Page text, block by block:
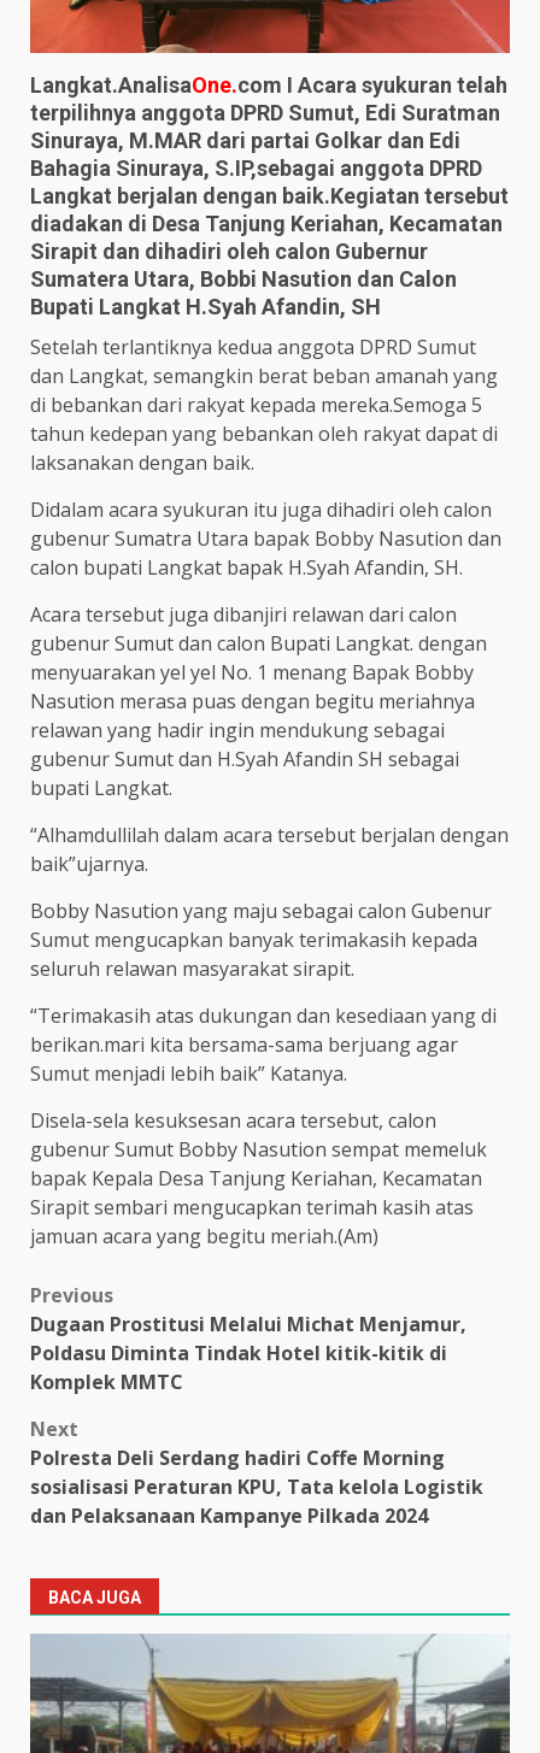
Langkat.AnalisaOne.com I Acara syukuran telah
terpilihnya anggota DPRD Sumut, Edi Suratman
Sinuraya, M.MAR dari partai Golkar dan Edi
Bahagia Sinuraya, S.IP,sebagai anggota DPRD
Langkat berjalan dengan baik.Kegiatan tersebut
diadakan di Desa Tanjung Keriahan, Kecamatan
Sirapit dan dihadiri oleh calon Gubernur
Sumatera Utara, Bobbi Nasution dan Calon
Bupati Langkat H.Syah Afandin, SH
Setelah terlantiknya kedua anggota DPRD Sumut
dan Langkat, semangkin berat beban amanah yang
di bebankan dari rakyat kepada mereka.Semoga 5
tahun kedepan yang bebankan oleh rakyat dapat di
laksanakan dengan baik.
Didalam acara syukuran itu juga dihadiri oleh calon
gubenur Sumatra Utara bapak Bobby Nasution dan
calon bupati Langkat bapak H.Syah Afandin, SH.
Acara tersebut juga dibanjiri relawan dari calon
gubenur Sumut dan calon Bupati Langkat. dengan
menyuarakan yel yel No. 1 menang Bapak Bobby
Nasution merasa puas dengan begitu meriahnya
relawan yang hadir ingin mendukung sebagai
gubenur Sumut dan H.Syah Afandin SH sebagai
bupati Langkat.
“Alhamdullilah dalam acara tersebut berjalan dengan
baik”ujarnya.
Bobby Nasution yang maju sebagai calon Gubenur
Sumut mengucapkan banyak terimakasih kepada
seluruh relawan masyarakat sirapit.
“Terimakasih atas dukungan dan kesediaan yang di
berikan.mari kita bersama-sama berjuang agar
Sumut menjadi lebih baik” Katanya.
Disela-sela kesuksesan acara tersebut, calon
gubenur Sumut Bobby Nasution sempat memeluk
bapak Kepala Desa Tanjung Keriahan, Kecamatan
Sirapit sembari mengucapkan terimah kasih atas
jamuan acara yang begitu meriah.(Am)
Post
navigation
Previous
Dugaan Prostitusi Melalui Michat Menjamur,
Poldasu Diminta Tindak Hotel kitik-kitik di
Komplek MMTC
Next
Polresta Deli Serdang hadiri Coffe Morning
sosialisasi Peraturan KPU, Tata kelola Logistik
dan Pelaksanaan Kampanye Pilkada 2024
BACA JUGA